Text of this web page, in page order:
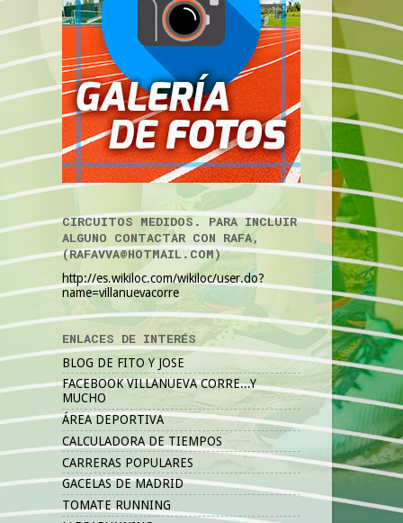
CIRCUITOS MEDIDOS. PARA INCLUIR
ALGUNO CONTACTAR CON RAFA,
(RAFAVVA@HOTMAIL.COM)
http://es.wikiloc.com/wikiloc/user.do?
name=villanuevacorre
ENLACES DE INTERÉS
BLOG DE FITO Y JOSE
FACEBOOK VILLANUEVA CORRE...Y
MUCHO
ÁREA DEPORTIVA
CALCULADORA DE TIEMPOS
CARRERAS POPULARES
GACELAS DE MADRID
TOMATE RUNNING